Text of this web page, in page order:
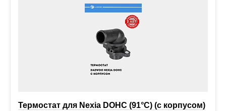
Термостат для Nexia DOHC (91°С) (с корпусом)